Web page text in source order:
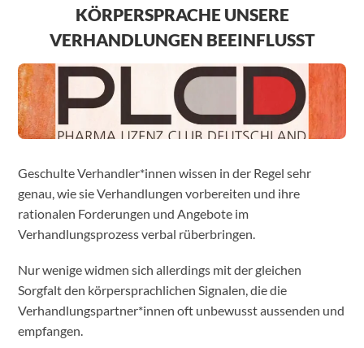
KÖRPERSPRACHE UNSERE
VERHANDLUNGEN BEEINFLUSST
Geschulte Verhandler*innen wissen in der Regel sehr
genau, wie sie Verhandlungen vorbereiten und ihre
rationalen Forderungen und Angebote im
Verhandlungsprozess verbal rüberbringen.
Nur wenige widmen sich allerdings mit der gleichen
Sorgfalt den körpersprachlichen Signalen, die die
Verhandlungspartner*innen oft unbewusst aussenden und
empfangen.